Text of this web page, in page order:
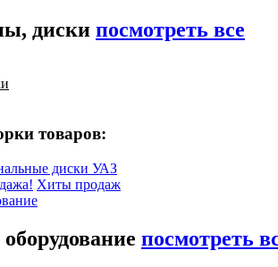
диски посмотреть все
товаров:
диски УАЗ
Хиты продаж
посмотреть